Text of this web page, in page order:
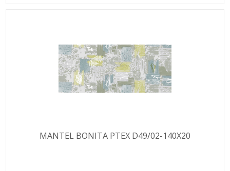
MANTEL BONITA PTEX D49/02-140X20